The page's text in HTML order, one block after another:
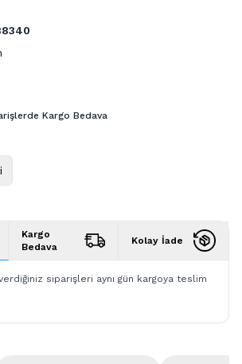
Kargo Bedava
Kargo
Bedava
Kolay İade
siparişleri aynı gün kargoya teslim